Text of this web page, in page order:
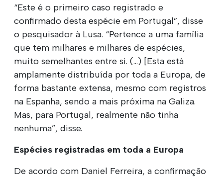
“Este é o primeiro caso registrado e
confirmado desta espécie em Portugal”, disse
o pesquisador à Lusa. “Pertence a uma família
que tem milhares e milhares de espécies,
muito semelhantes entre si. (...) [Esta está
amplamente distribuída por toda a Europa, de
forma bastante extensa, mesmo com registros
na Espanha, sendo a mais próxima na Galiza.
Mas, para Portugal, realmente não tinha
nenhuma”, disse.
Espécies registradas em toda a Europa
De acordo com Daniel Ferreira, a confirmação